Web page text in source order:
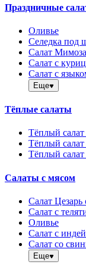
Праздничные
Оливье
Селедка под
Салат Мимоза
Салат с
Салат с
Еще
Тёплые салаты
Тёплый
Тёплый
Тёплый
Салаты с мясом
Салат Цезарь
Салат с
Оливье
Салат с
Салат со
Еще